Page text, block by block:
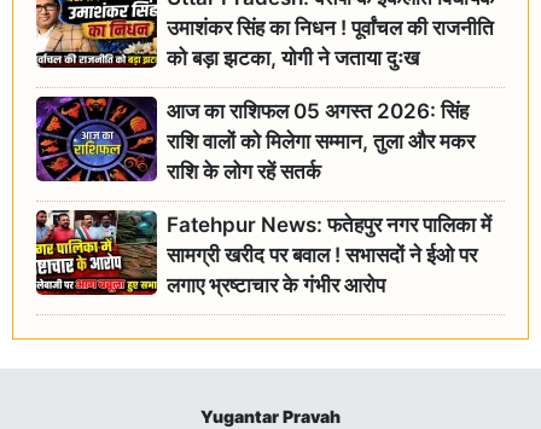
उमाशंकर सिंह का निधन ! पूर्वांचल की राजनीति
को बड़ा झटका, योगी ने जताया दुःख
आज का राशिफल 05 अगस्त 2026: सिंह
राशि वालों को मिलेगा सम्मान, तुला और मकर
राशि के लोग रहें सतर्क
Fatehpur News: फतेहपुर नगर पालिका में
सामग्री खरीद पर बवाल ! सभासदों ने ईओ पर
लगाए भ्रष्टाचार के गंभीर आरोप
Yugantar Pravah